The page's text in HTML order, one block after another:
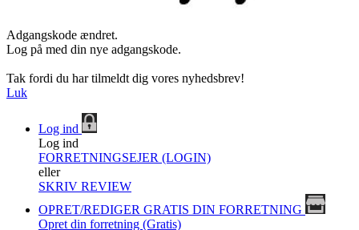
Adgangskode ændret.
Log på med din nye adgangskode.
Tak fordi du har tilmeldt dig vores nyhedsbrev!
Luk
Log ind
Log ind
FORRETNINGSEJER (LOGIN)
eller
SKRIV REVIEW
OPRET/REDIGER GRATIS DIN FORRETNING
Opret din forretning (Gratis)